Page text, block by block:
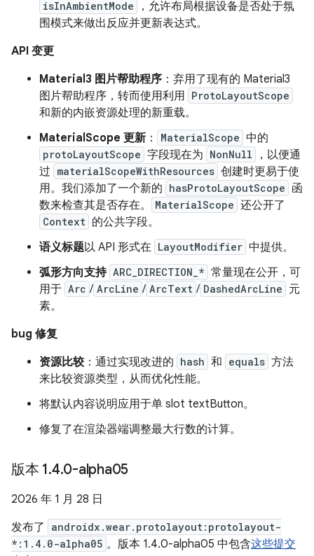
isInAmbientMode
，允许布局根据设备是否处于氛
围模式来做出反应并更新表达式。
API 变更
Material3 图片帮助程序 ：弃用了现有的 Material3
图片帮助程序，转而使用利用 ProtoLayoutScope
和新的内嵌资源处理的新重载。
MaterialScope 更新 ： MaterialScope 中的
protoLayoutScope 字段现在为 NonNull
，以便通
过 materialScopeWithResources 创建时更易于使
用。我们添加了一个新的 hasProtoLayoutScope 函
数来检查其是否存在。
MaterialScope 还公开了
Context 的公共字段。
语义标题以 API 形式在 LayoutModifier 中提供。
弧形方向支持 ARC_DIRECTION_* 常量现在公开，可
用于 Arc / ArcLine / ArcText / DashedArcLine 元
素。
bug 修复
资源比较：通过实现改进的 hash 和 equals 方法
来比较资源类型，从而优化性能。
将默认内容说明应用于单 slot textButton。
修复了在渲染器端调整最大行数的计算。
版本 1.4.0-alpha05
2026 年 1 月 28 日
发布了
androidx.wear.protolayout:protolayout-
*:1.4.0-alpha05 。版本 1.4.0-alpha05 中包含这些提交